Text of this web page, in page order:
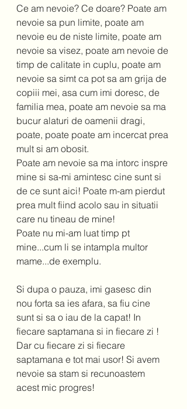
Ce am nevoie? Ce doare? Poate am
nevoie sa pun limite, poate am
nevoie eu de niste limite, poate am
nevoie sa visez, poate am nevoie de
timp de calitate in cuplu, poate am
nevoie sa simt ca pot sa am grija de
copiii mei, asa cum imi doresc, de
familia mea, poate am nevoie sa ma
bucur alaturi de oamenii dragi,
poate, poate poate am incercat prea
mult si am obosit.
Poate am nevoie sa ma intorc inspre
mine si sa-mi amintesc cine sunt si
de ce sunt aici! Poate m-am pierdut
prea mult fiind acolo sau in situatii
care nu tineau de mine!
Poate nu mi-am luat timp pt
mine...cum li se intampla multor
mame...de exemplu.
Si dupa o pauza, imi gasesc din
nou forta sa ies afara, sa fiu cine
sunt si sa o iau de la capat! In
fiecare saptamana si in fiecare zi !
Dar cu fiecare zi si fiecare
saptamana e tot mai usor! Si avem
nevoie sa stam si recunoastem
acest mic progres!